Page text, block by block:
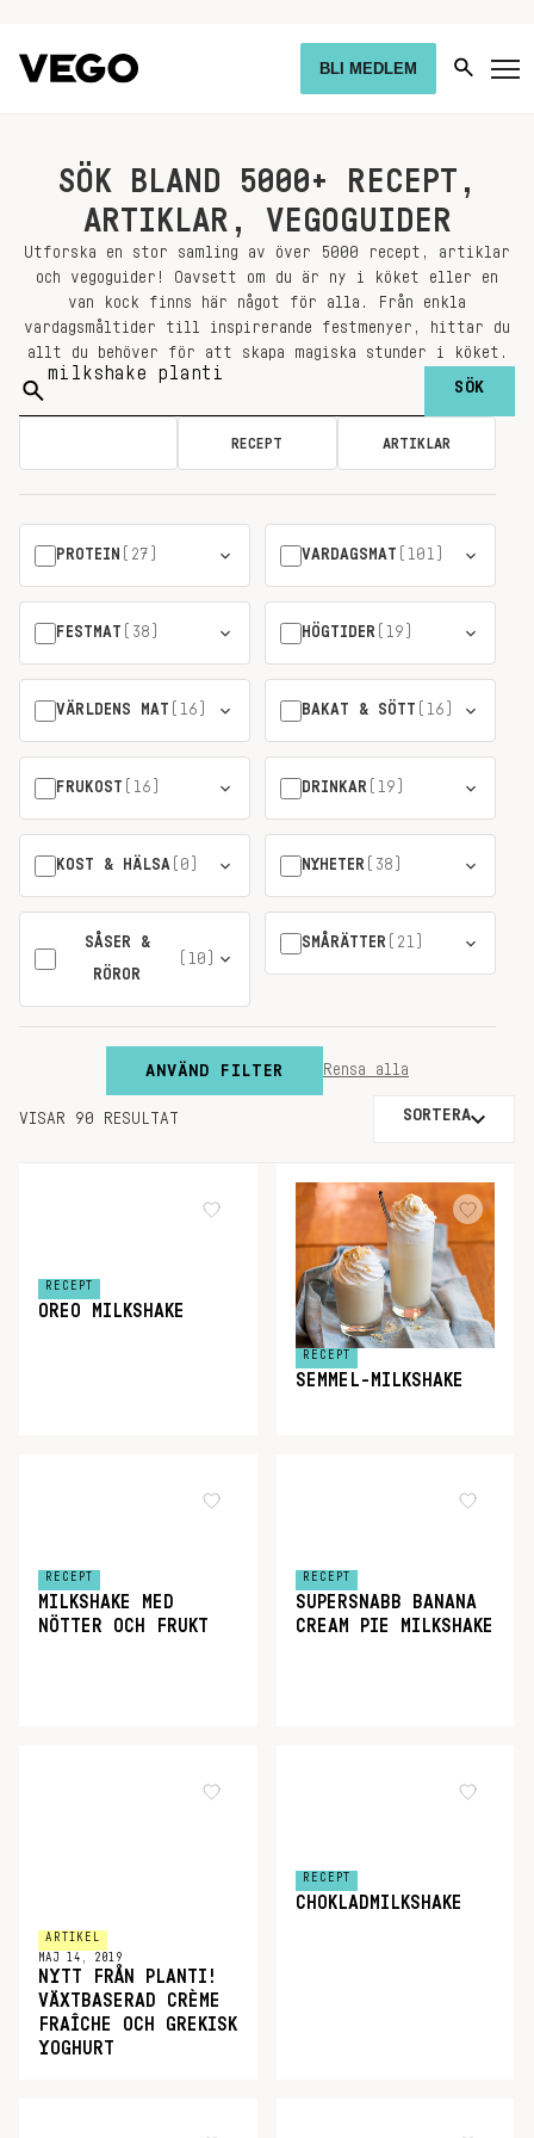
BLI MEDLEM
SÖK BLAND 5000+ RECEPT,
ARTIKLAR, VEGOGUIDER
Utforska en stor samling av över 5000 recept, artiklar
och vegoguider! Oavsett om du är ny i köket eller en
van kock finns här något för alla. Från enkla
vardagsmåltider till inspirerande festmenyer, hittar du
allt du behöver för att skapa magiska stunder i köket.
Sök
på:
RECEPT ARTIKLAR
PROTEIN (27) VARDAGSMAT (101)
FESTMAT (38) HÖGTIDER (19)
VÄRLDENS MAT (16) BAKAT & SÖTT (16)
FRUKOST (16) DRINKAR (19)
KOST & HÄLSA (0) NYHETER (38)
SÅSER &
RÖROR
(10)
SMÅRÄTTER (21)
ANVÄND FILTER Rensa alla
VISAR 90 RESULTAT SORTERA
RECEPT
OREO MILKSHAKE
RECEPT
SEMMEL-MILKSHAKE
RECEPT
MILKSHAKE MED
NÖTTER OCH FRUKT
RECEPT
SUPERSNABB BANANA
CREAM PIE MILKSHAKE
ARTIKEL
MAJ 14, 2019
NYTT FRÅN PLANTI!
VÄXTBASERAD CRÈME
FRAÎCHE OCH GREKISK
YOGHURT
RECEPT
CHOKLADMILKSHAKE